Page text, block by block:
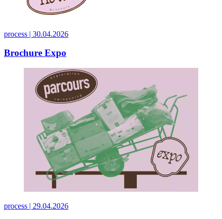
process | 30.04.2026
Brochure Expo
process | 29.04.2026